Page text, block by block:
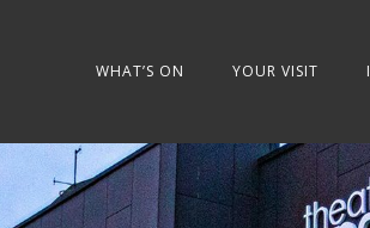
WHAT’S ON YOUR VISIT